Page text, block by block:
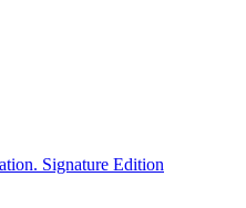
Signature Edition